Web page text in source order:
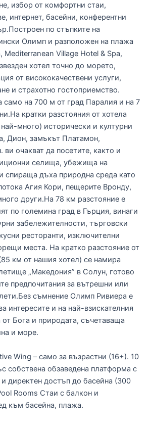
избор от комфортни стаи,
интернет, басейни, конферентни
по стъпките на
Олимп и разположен на плажа
Village Hotel & Spa,
хотел точно до морето,
от висококачествени услуги,
и страхотно гостоприемство.
само на 700 м от град Паралия и на 7
кратки разстояния от хотела
много) исторически и културни
Дион, замъкът Платамон,
ви очакват да посетите, както и
селища, убежища на
спираща дъха природна среда като
Агия Кори, пещерите Вронду,
други.На 78 км разстояние е
по големина град в Гърция, винаги
забележителности, търговски
ресторанти, изключителни
места. На кратко разстояние от
км от нашия хотел) се намира
„Македония” в Солун, готово
предпочитания за вътрешни или
съмнение Олимп Ривиера е
интересите и на най-взискателния
от Бога и природата, съчетаваща
и море.
Wing – само за възрастни (16+). 10
собствена обзаведена платформа с
директен достъп до басейна (300
Rooms Стаи с балкон и
към басейна, плажа.